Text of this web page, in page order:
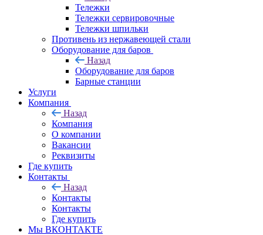
Тележки
Тележки сервировочные
Тележки шпильки
Противень из нержавеющей стали
Оборудование для баров
Назад
Оборудование для баров
Барные станции
Услуги
Компания
Назад
Компания
О компании
Вакансии
Реквизиты
Где купить
Контакты
Назад
Контакты
Контакты
Где купить
Мы ВКОНТАКТЕ